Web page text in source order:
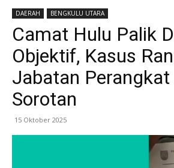
DAERAH BENGKULU UTARA
Camat Hulu Palik
Objektif, Kasus
Jabatan Perangkat
Sorotan
15 Oktober 2025